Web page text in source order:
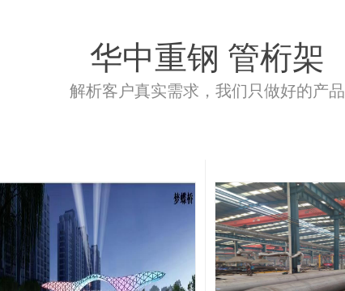
华中重钢 管桁架
解析客户真实需求，我们只做好的产品